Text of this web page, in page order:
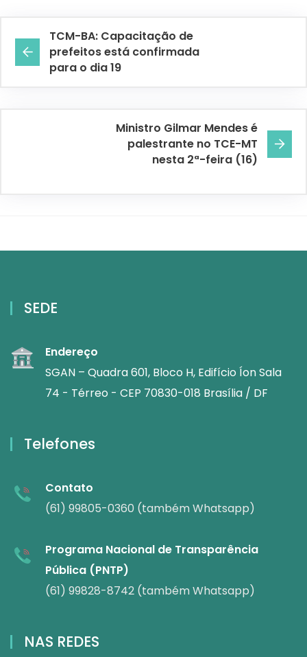
TCM-BA: Capacitação de
prefeitos está confirmada
para o dia 19
Ministro Gilmar Mendes é
palestrante no TCE-MT
nesta 2ª-feira (16)
SEDE
Endereço
SGAN – Quadra 601, Bloco H, Edifício Íon Sala
74 - Térreo - CEP 70830-018 Brasília / DF
Telefones
Contato
(61) 99805-0360 (também Whatsapp)
Programa Nacional de Transparência
Pública (PNTP)
(61) 99828-8742 (também Whatsapp)
NAS REDES